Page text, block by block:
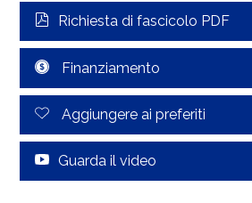
Richiesta di fascicolo PDF
Finanziamento
Aggiungere ai preferiti
Guarda il video